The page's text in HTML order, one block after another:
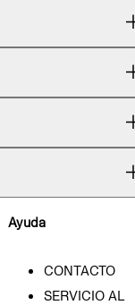
Ayuda
CONTACTO
SERVICIO AL